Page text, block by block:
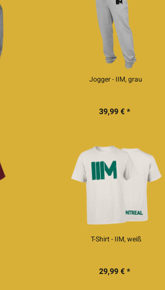
Jogger - IIM, grau
39,99 € *
T-Shirt - IIM, weiß
29,99 € *